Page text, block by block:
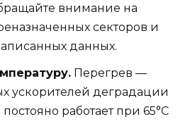
внимание на
секторов и
данных.
Перегрев —
ускорителей деградации
работает при 65°C